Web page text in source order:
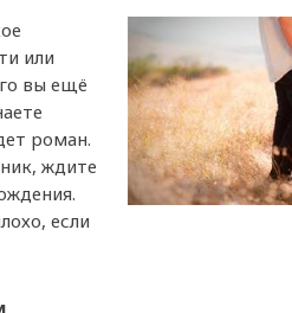
или
вы ещё
роман.
ждите
если